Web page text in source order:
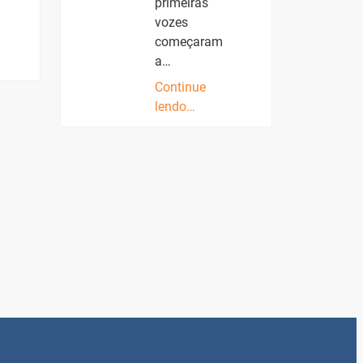
primeiras
vozes
começaram
a…
Continue
lendo…